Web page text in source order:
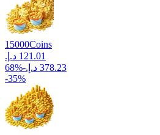
15000Coins
-
68%
-35%